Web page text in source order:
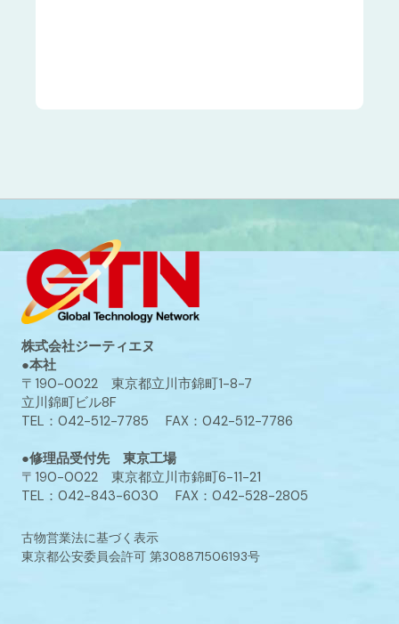
株式会社ジーティエヌ
●本社
〒190-0022 東京都立川市錦町1-8-7
立川錦町ビル8F
TEL：042-512-7785 FAX：042-512-7786
●修理品受付先 東京工場
〒190-0022 東京都立川市錦町6-11-21
TEL：042-843-6030 FAX：042-528-2805
古物営業法に基づく表示
東京都公安委員会許可 第308871506193号